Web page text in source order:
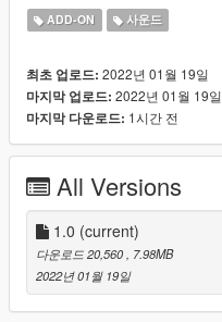
ADD-ON 사운드
최초 업로드: 2022년 01월 19일
마지막 업로드: 2022년 01월 19일
마지막 다운로드: 1시간 전
All Versions
1.0 (current)
다운로드 20,560
, 7.98MB
2022년 01월 19일